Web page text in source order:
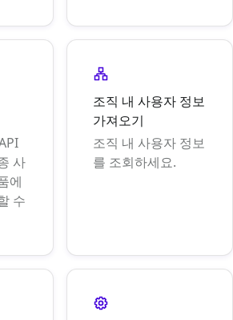
사
에
수
조직 내 사용자 정보
가져오기
조직 내 사용자 정보
를 조회하세요.